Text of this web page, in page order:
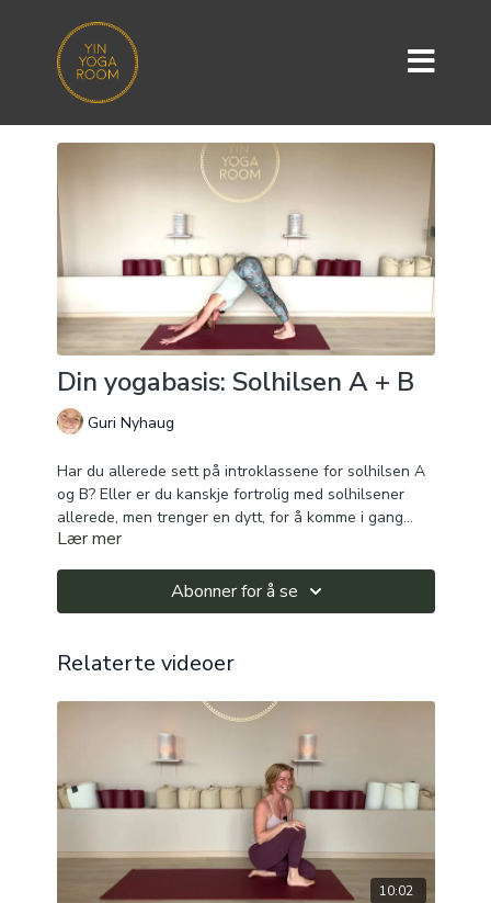
Din yogabasis: Solhilsen A + B
Guri Nyhaug
Har du allerede sett på introklassene for solhilsen A
og B? Eller er du kanskje fortrolig med solhilsener
allerede, men trenger en dytt, for å komme i gang
med økta? Bli med Guri på en flytende, dynamisk
hvordan du formelig vekker kroppen, samtidig som
kropp og sinn umerkelig smelter sammen!
Lær mer
Abonner for å se
Relaterte videoer
10:02